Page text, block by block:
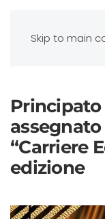
Skip to main
Principato
“Carriere
edizione